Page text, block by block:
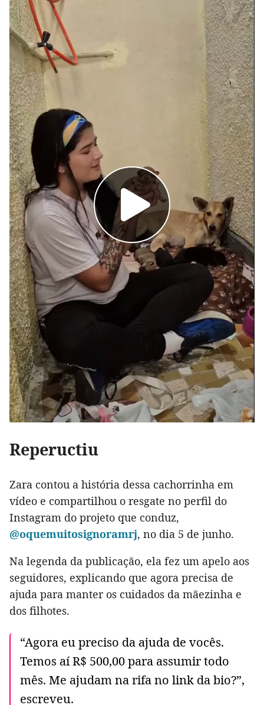
Repeructiu
Zara contou a história dessa cachorrinha em
vídeo e compartilhou o resgate no perfil do
Instagram do projeto que conduz,
@oquemuitosignoramrj, no dia 5 de junho.
Na legenda da publicação, ela fez um apelo aos
seguidores, explicando que agora precisa de
ajuda para manter os cuidados da mãezinha e
dos filhotes.
“Agora eu preciso da ajuda de vocês.
Temos aí R$ 500,00 para assumir todo
mês. Me ajudam na rifa no link da bio?”,
escreveu.